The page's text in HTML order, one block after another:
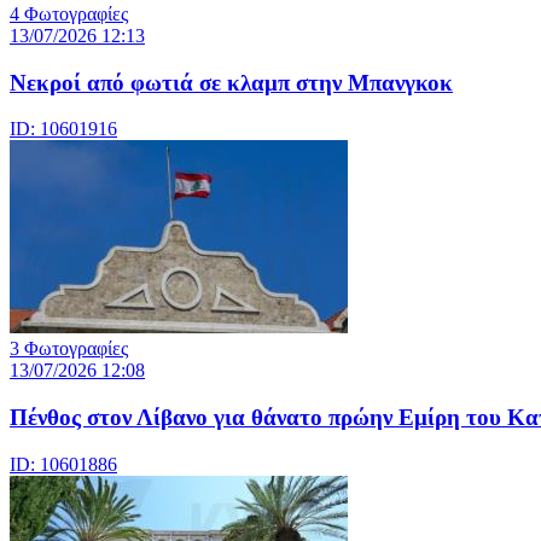
4 Φωτογραφίες
13/07/2026 12:13
Νεκροί από φωτιά σε κλαμπ στην Μπανγκοκ
ID: 10601916
3 Φωτογραφίες
13/07/2026 12:08
Πένθος στον Λίβανο για θάνατο πρώην Εμίρη του
ID: 10601886